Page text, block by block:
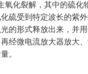
氧化裂解，其中的硫
硫受到特定波长的紫
的形式释放出来，并
经微电流放大器放大
。